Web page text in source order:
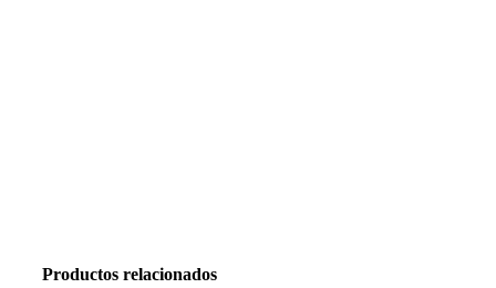
Productos relacionados